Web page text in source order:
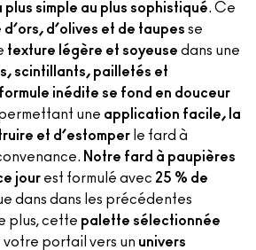
simple au plus sophistiqué. Ce
d’ors, d’olives et de taupes se
texture légère et soyeuse dans une
scintillants, pailletés et
formule inédite se fond en douceur
une application facile, la
et d’estomper le fard à
Notre fard à paupières
jour est formulé avec 25 % de
dans dans les précédentes
plus, cette palette sélectionnée
votre portail vers un univers